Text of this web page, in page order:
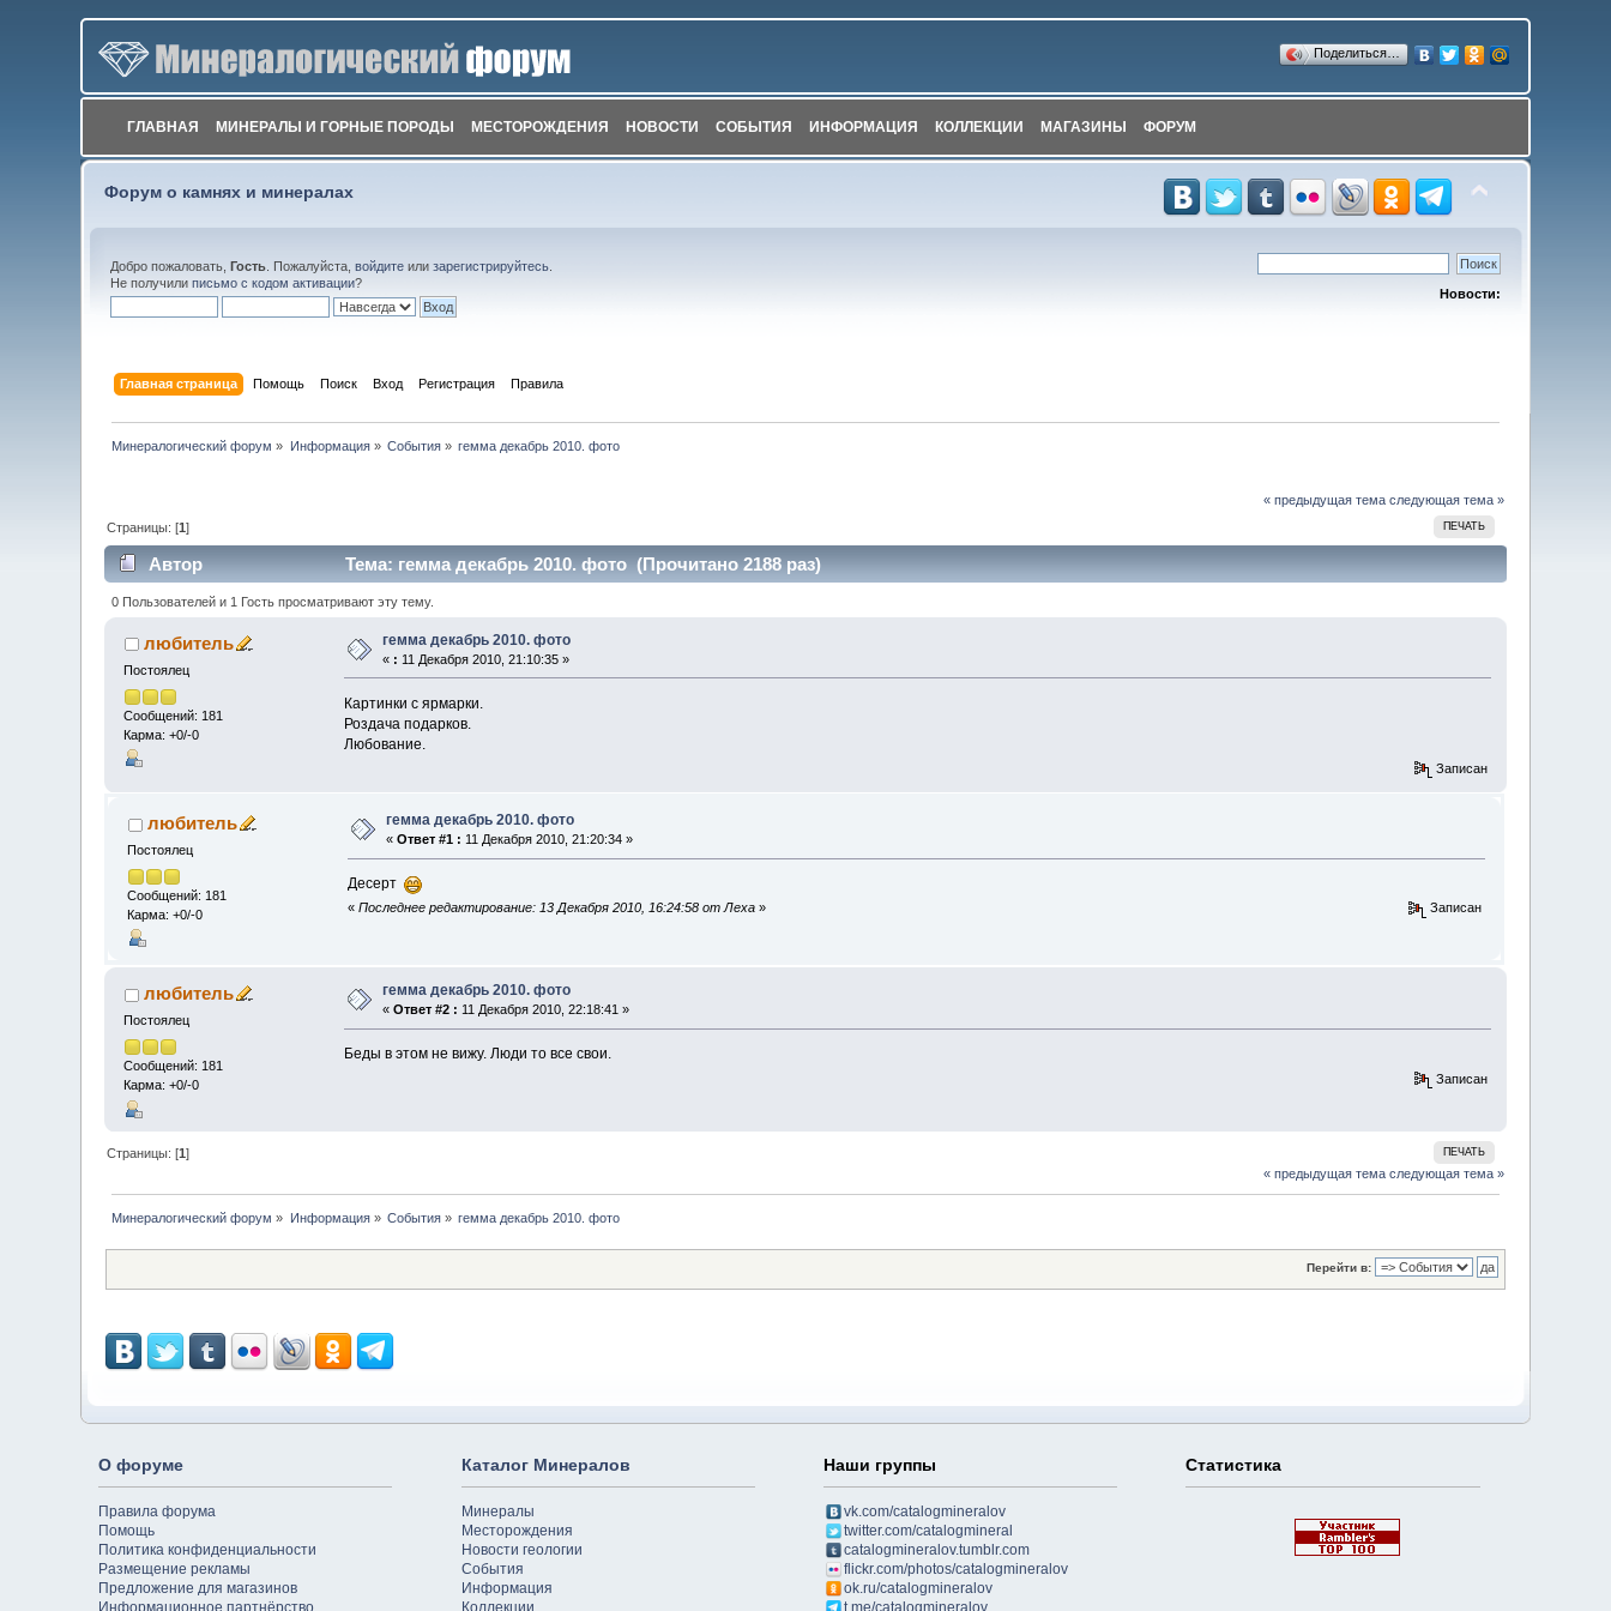
Поделиться…
ГЛАВНАЯ МИНЕРАЛЫ И ГОРНЫЕ ПОРОДЫ МЕСТОРОЖДЕНИЯ НОВОСТИ СОБЫТИЯ ИНФОРМАЦИЯ КОЛЛЕКЦИИ МАГАЗИНЫ ФОРУМ
Форум о камнях и минералах
Добро пожаловать,Гость . Пожалуйста,войдите илизарегистрируйтесь
Не получилиписьмо с кодом активации?
Новости:
Главная страница Помощь Поиск Вход Регистрация Правила
Минералогический форум » Информация» События » гемма декабрь 2010. фото
« предыдущая тема следующая тема »
ПЕЧАТЬ
Страницы: [1]
Автор Тема: гемма декабрь 2010. фото (Прочитано 2188 раз)
0 Пользователей и 1 Гость просматривают эту тему.
любитель
Постоялец
Сообщений: 181
Карма: +0/-0
гемма декабрь 2010. фото
« : 11 Декабря 2010, 21:10:35 »
Картинки с ярмарки.
Роздача подарков.
Любование.
Записан
любитель
Постоялец
Сообщений: 181
Карма: +0/-0
гемма декабрь 2010. фото
«Ответ #1 : 11 Декабря 2010, 21:20:34 »
Десерт
« Последнее редактирование: 13 Декабря 2010, 16:24:58 от Леха» Записан
любитель
Постоялец
Сообщений: 181
Карма: +0/-0
гемма декабрь 2010. фото
«Ответ #2 : 11 Декабря 2010, 22:18:41 »
Беды в этом не вижу. Люди то все свои.
Записан
ПЕЧАТЬ
Страницы: [1]
« предыдущая тема следующая тема »
Минералогический форум » Информация» События » гемма декабрь 2010. фото
Перейти в:
О форуме
Правила форума
Помощь
Политика конфиденциальности
Размещение рекламы
Предложение для магазинов
Информационное партнёрство
Каталог Минералов
Минералы
Месторождения
Новости геологии
События
Информация
Коллекции
Наши группы
vk.com/catalogmineralov
twitter.com/catalogmineral
catalogmineralov.tumblr.com
flickr.com/photos/catalogmineralov
ok.ru/catalogmineralov
t.me/catalogmineralov
Статистика